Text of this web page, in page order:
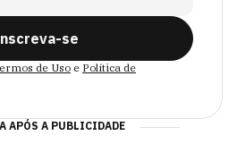
se
de Uso e Política de
APÓS A PUBLICIDADE